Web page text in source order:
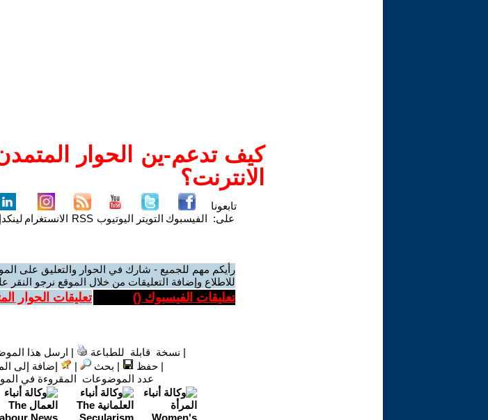
كيف تدعم-ين الحوار
الانترنت؟
تابعونا
على: الفيسبوك التويتر اليوتيوب RSS الانستغرام
رأيكم مهم للجميع - شارك في الحوار والتعليق على
للاطلاع وإضافة التعليقات من خلال الموقع نرجو النقر
تعليقات الفيسبوك () تعليقات الحوار
| نسخة قابلة للطباعة | ارسل هذا
|حفظ | بحث | إضافة إلى
عدد الموضوعات المقروءة في